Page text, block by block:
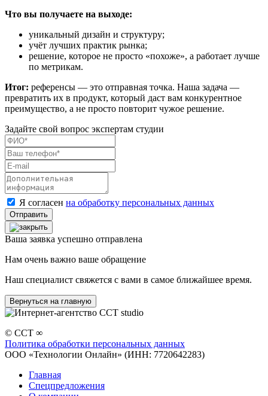
Что вы получаете на выходе:
уникальный дизайн и структуру;
учёт лучших практик рынка;
решение, которое не просто «похоже», а работает лучше
по метрикам.
Итог: референсы — это отправная точка. Наша задача —
превратить их в продукт, который даст вам конкурентное
преимущество, а не просто повторит чужое решение.
Задайте свой вопрос экспертам студии
Я согласен на обработку персональных данных
Ваша заявка успешно отправлена
Нам очень важно ваше обращение
Наш специалист свяжется с вами в самое ближайшее время.
Вернуться на главную
© CCT ∞
Политика обработки персональных данных
ООО «Технологии Онлайн» (ИНН: 7720642283)
Главная
Спецпредложения